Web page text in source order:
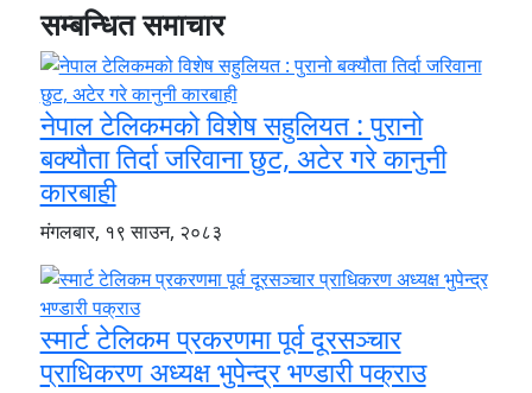
सम्बन्धित समाचार
नेपाल टेलिकमको विशेष सहुलियत : पुरानो
बक्यौता तिर्दा जरिवाना छुट, अटेर गरे कानुनी
कारबाही
मंगलबार, १९ साउन, २०८३
स्मार्ट टेलिकम प्रकरणमा पूर्व दूरसञ्चार
प्राधिकरण अध्यक्ष भुपेन्द्र भण्डारी पक्राउ